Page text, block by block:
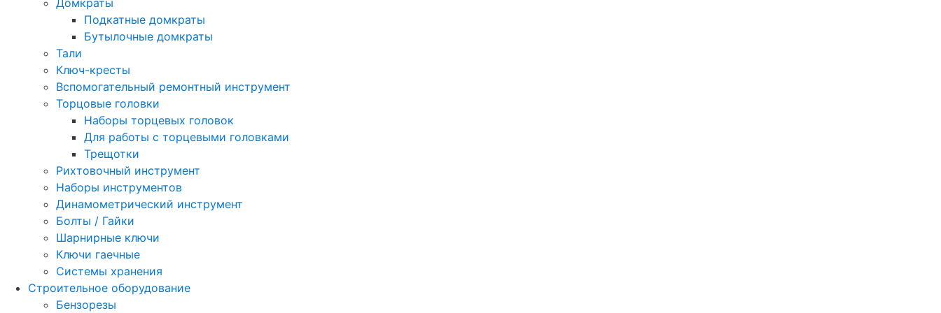
Домкраты
Подкатные домкраты
Бутылочные домкраты
Тали
Ключ-кресты
Вспомогательный ремонтный инструмент
Торцовые головки
Наборы торцевых головок
Для работы с торцевыми головками
Трещотки
Рихтовочный инструмент
Наборы инструментов
Динамометрический инструмент
Болты / Гайки
Шарнирные ключи
Ключи гаечные
Системы хранения
Строительное оборудование
Бензорезы